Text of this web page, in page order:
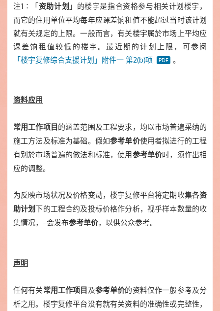
注1∶「资助计划 」的楼宇是指合资格参与相关计划楼宇，
而它的住用单位平均每年应课差饷租值不能超过当时该计划
就有关规定的上限。一般而言，有关楼宇属於市场上平均应
课差饷租值较低的楼宇。最近期的计划上限，可参阅
「楼宇复修综合支援计划」附件一 第2(b)项
。
资料应用
常用工作项目的涵盖范围及工程要求，均以市场普遍采纳的
施工方法及标准为基础。假如参考单价使用者拟进行的工程
有别於市场普遍的做法和标准，使用参考单价时，须作出相
应的调整。
为反映市场状况及价格变动，楼宇复修平台将定期收集各资
助计划下的工程合约及投标价格作分析，视乎样本数量的收
集情况，
会发布参考单价，以供公众参考。
声明
任何有关常用工作项目 及参考单价的资料仅作一般参考及分
析之用。楼宇复修平台没有就有关资料的准确性或完整性，